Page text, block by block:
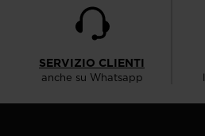
SERVIZIO CLIENTI
anche su Whatsapp